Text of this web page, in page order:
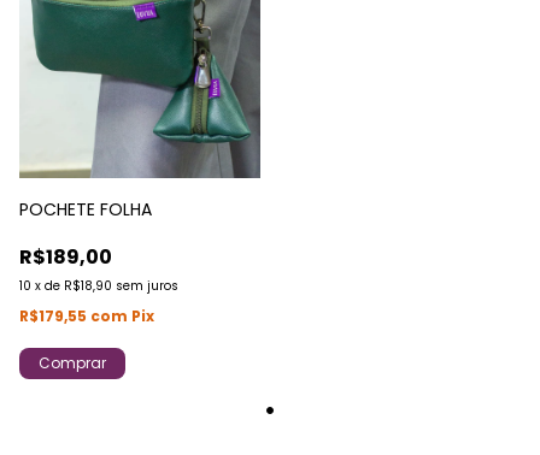
POCHETE FOLHA
R$189,00
10 x de R$18,90 sem juros
R$179,55 com Pix